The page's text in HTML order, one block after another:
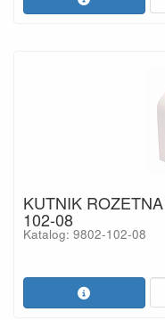
KUTNIK
102-08
Katalog: 9802-102-08